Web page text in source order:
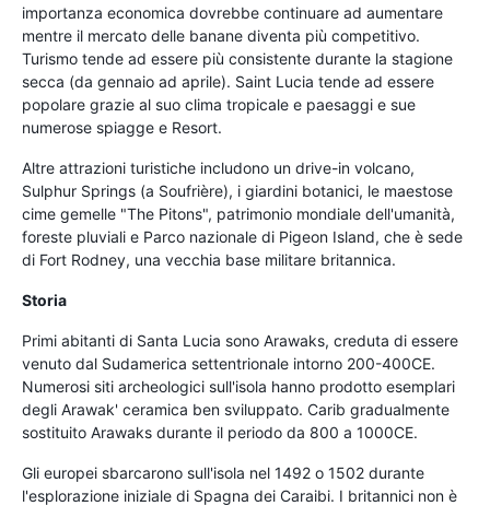
importanza economica dovrebbe continuare ad aumentare
mentre il mercato delle banane diventa più competitivo.
Turismo tende ad essere più consistente durante la stagione
secca (da gennaio ad aprile). Saint Lucia tende ad essere
popolare grazie al suo clima tropicale e paesaggi e sue
numerose spiagge e Resort.
Altre attrazioni turistiche includono un drive-in volcano,
Sulphur Springs (a Soufrière), i giardini botanici, le maestose
cime gemelle "The Pitons", patrimonio mondiale dell'umanità,
foreste pluviali e Parco nazionale di Pigeon Island, che è sede
di Fort Rodney, una vecchia base militare britannica.
Storia
Primi abitanti di Santa Lucia sono Arawaks, creduta di essere
venuto dal Sudamerica settentrionale intorno 200-400CE.
Numerosi siti archeologici sull'isola hanno prodotto esemplari
degli Arawak' ceramica ben sviluppato. Carib gradualmente
sostituito Arawaks durante il periodo da 800 a 1000CE.
Gli europei sbarcarono sull'isola nel 1492 o 1502 durante
l'esplorazione iniziale di Spagna dei Caraibi. I britannici non è